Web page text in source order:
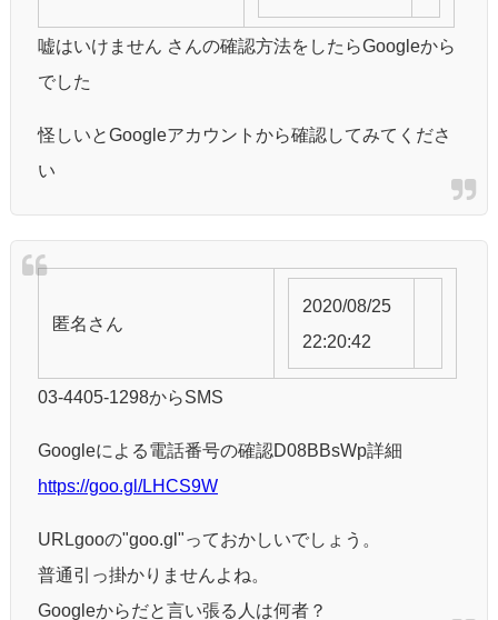
嘘はいけません さんの確認方法をしたらGoogleから
でした
怪しいとGoogleアカウントから確認してみてくださ
い
匿名 さん
2020/08/25
22:20:42
03-4405-1298からSMS
Googleによる電話番号の確認D08BBsWp詳細
https://goo.gl/LHCS9W
URLgooの"goo.gl"っておかしいでしょう。
普通引っ掛かりませんよね。
Googleからだと言い張る人は何者？